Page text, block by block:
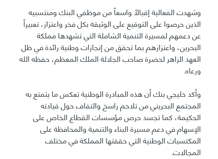
وشهدت الفعالية إقبالاً واسعاً من موظفي البنك ومنتسبيه
الذين حرصوا على التوقيع على الوثيقة بكل فخر واعتزاز، تعبيراً
عن دعمهم لمسيرة التنمية الشاملة التي تشهدها مملكة
البحرين، واعتزازهم بما تحقق من إنجازات وطنية رائدة في ظل
العهد الزاهر لحضرة صاحب الجلالة الملك المعظم، حفظه الله
ورعاه.
وأكد خليجي بنك أن هذه المبادرة الوطنية تعكس ما يتمتع به
المجتمع البحريني من تلاحم راسخ والتفاف حول قيادته
الحكيمة، كما تجسد حرص مؤسسات القطاع الخاص على
الإسهام في دعم مسيرة البناء والتنمية والمحافظة على
المكتسبات الوطنية التي حققتها المملكة في مختلف
المجالات.